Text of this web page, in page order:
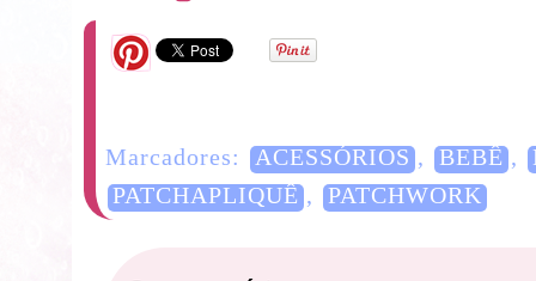
Marcadores: ACESSÓRIOS , BEBÊ ,
PATCHAPLIQUÊ , PATCHWORK